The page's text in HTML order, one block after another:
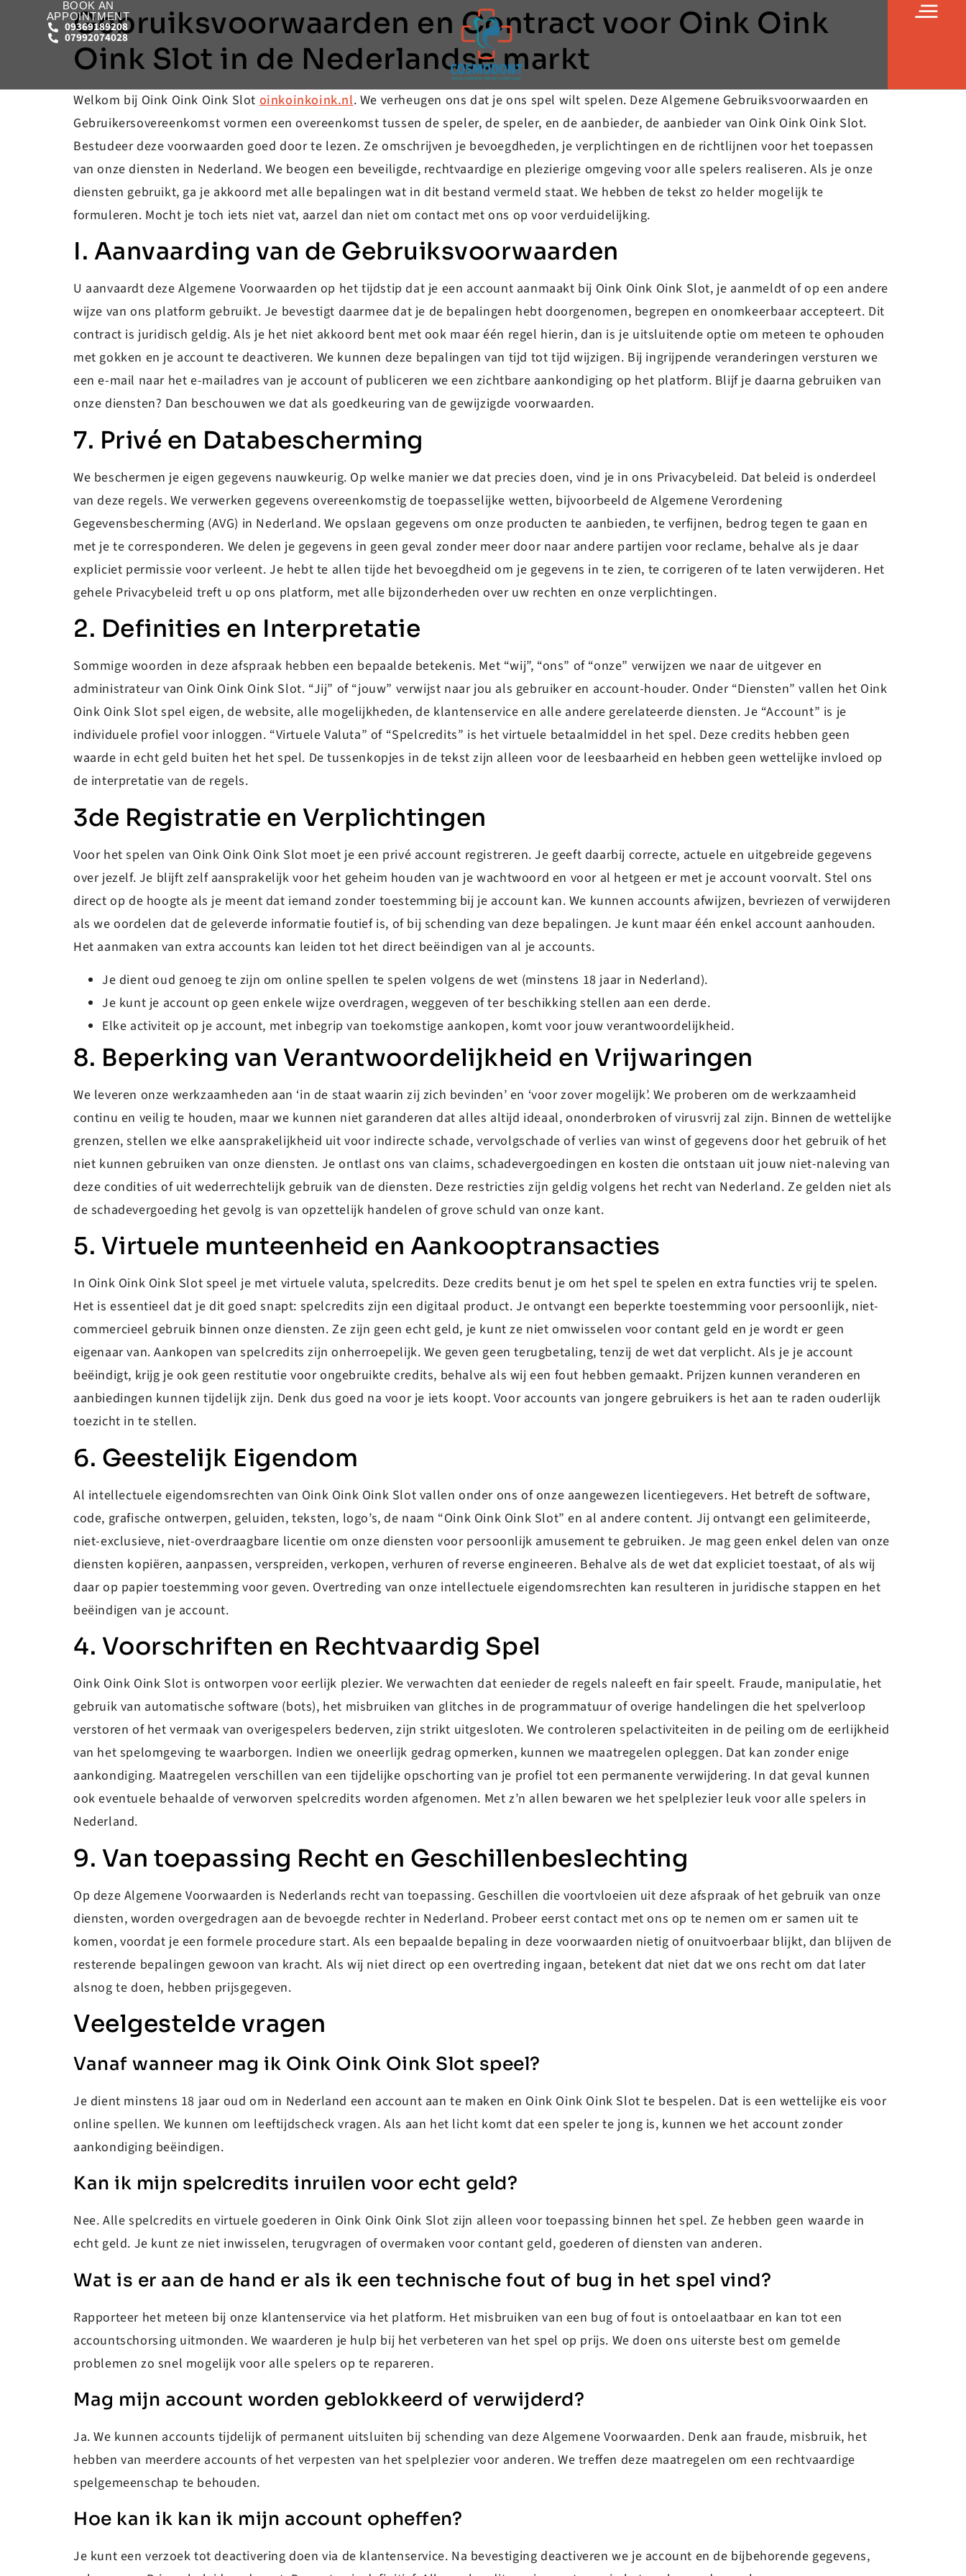
BOOK AN
APPOINTMENT
09369189208
07992074028
Gebruiksvoorwaarden en Contract voor Oink Oink
Oink Slot in de Nederlandse markt
Welkom bij Oink Oink Oink Slotoinkoinkoink.nl. We verheugen ons dat je ons spel wilt spelen. Deze Algemene Gebruiksvoorwaarden en
Gebruikersovereenkomst vormen een overeenkomst tussen de speler, de speler, en de aanbieder, de aanbieder van Oink Oink Oink Slot.
Bestudeer deze voorwaarden goed door te lezen. Ze omschrijven je bevoegdheden, je verplichtingen en de richtlijnen voor het toepassen
van onze diensten in Nederland. We beogen een beveiligde, rechtvaardige en plezierige omgeving voor alle spelers realiseren. Als je onze
diensten gebruikt, ga je akkoord met alle bepalingen wat in dit bestand vermeld staat. We hebben de tekst zo helder mogelijk te
formuleren. Mocht je toch iets niet vat, aarzel dan niet om contact met ons op voor verduidelijking.
I. Aanvaarding van de Gebruiksvoorwaarden
U aanvaardt deze Algemene Voorwaarden op het tijdstip dat je een account aanmaakt bij Oink Oink Oink Slot, je aanmeldt of op een andere
wijze van ons platform gebruikt. Je bevestigt daarmee dat je de bepalingen hebt doorgenomen, begrepen en onomkeerbaar accepteert. Dit
contract is juridisch geldig. Als je het niet akkoord bent met ook maar één regel hierin, dan is je uitsluitende optie om meteen te ophouden
met gokken en je account te deactiveren. We kunnen deze bepalingen van tijd tot tijd wijzigen. Bij ingrijpende veranderingen versturen we
een e-mail naar het e-mailadres van je account of publiceren we een zichtbare aankondiging op het platform. Blijf je daarna gebruiken van
onze diensten? Dan beschouwen we dat als goedkeuring van de gewijzigde voorwaarden.
7. Privé en Databescherming
We beschermen je eigen gegevens nauwkeurig. Op welke manier we dat precies doen, vind je in ons Privacybeleid. Dat beleid is onderdeel
van deze regels. We verwerken gegevens overeenkomstig de toepasselijke wetten, bijvoorbeeld de Algemene Verordening
Gegevensbescherming (AVG) in Nederland. We opslaan gegevens om onze producten te aanbieden, te verfijnen, bedrog tegen te gaan en
met je te corresponderen. We delen je gegevens in geen geval zonder meer door naar andere partijen voor reclame, behalve als je daar
expliciet permissie voor verleent. Je hebt te allen tijde het bevoegdheid om je gegevens in te zien, te corrigeren of te laten verwijderen. Het
gehele Privacybeleid treft u op ons platform, met alle bijzonderheden over uw rechten en onze verplichtingen.
2. Definities en Interpretatie
Sommige woorden in deze afspraak hebben een bepaalde betekenis. Met “wij”, “ons” of “onze” verwijzen we naar de uitgever en
administrateur van Oink Oink Oink Slot. “Jij” of “jouw” verwijst naar jou als gebruiker en account-houder. Onder “Diensten” vallen het Oink
Oink Oink Slot spel eigen, de website, alle mogelijkheden, de klantenservice en alle andere gerelateerde diensten. Je “Account” is je
individuele profiel voor inloggen. “Virtuele Valuta” of “Spelcredits” is het virtuele betaalmiddel in het spel. Deze credits hebben geen
waarde in echt geld buiten het het spel. De tussenkopjes in de tekst zijn alleen voor de leesbaarheid en hebben geen wettelijke invloed op
de interpretatie van de regels.
3de Registratie en Verplichtingen
Voor het spelen van Oink Oink Oink Slot moet je een privé account registreren. Je geeft daarbij correcte, actuele en uitgebreide gegevens
over jezelf. Je blijft zelf aansprakelijk voor het geheim houden van je wachtwoord en voor al hetgeen er met je account voorvalt. Stel ons
direct op de hoogte als je meent dat iemand zonder toestemming bij je account kan. We kunnen accounts afwijzen, bevriezen of verwijderen
als we oordelen dat de geleverde informatie foutief is, of bij schending van deze bepalingen. Je kunt maar één enkel account aanhouden.
Het aanmaken van extra accounts kan leiden tot het direct beëindigen van al je accounts.
Je dient oud genoeg te zijn om online spellen te spelen volgens de wet (minstens 18 jaar in Nederland).
Je kunt je account op geen enkele wijze overdragen, weggeven of ter beschikking stellen aan een derde.
Elke activiteit op je account, met inbegrip van toekomstige aankopen, komt voor jouw verantwoordelijkheid.
8. Beperking van Verantwoordelijkheid en Vrijwaringen
We leveren onze werkzaamheden aan ‘in de staat waarin zij zich bevinden’ en ‘voor zover mogelijk’. We proberen om de werkzaamheid
continu en veilig te houden, maar we kunnen niet garanderen dat alles altijd ideaal, ononderbroken of virusvrij zal zijn. Binnen de wettelijke
grenzen, stellen we elke aansprakelijkheid uit voor indirecte schade, vervolgschade of verlies van winst of gegevens door het gebruik of het
niet kunnen gebruiken van onze diensten. Je ontlast ons van claims, schadevergoedingen en kosten die ontstaan uit jouw niet-naleving van
deze condities of uit wederrechtelijk gebruik van de diensten. Deze restricties zijn geldig volgens het recht van Nederland. Ze gelden niet als
de schadevergoeding het gevolg is van opzettelijk handelen of grove schuld van onze kant.
5. Virtuele munteenheid en Aankooptransacties
In Oink Oink Oink Slot speel je met virtuele valuta, spelcredits. Deze credits benut je om het spel te spelen en extra functies vrij te spelen.
Het is essentieel dat je dit goed snapt: spelcredits zijn een digitaal product. Je ontvangt een beperkte toestemming voor persoonlijk, niet-
commercieel gebruik binnen onze diensten. Ze zijn geen echt geld, je kunt ze niet omwisselen voor contant geld en je wordt er geen
eigenaar van. Aankopen van spelcredits zijn onherroepelijk. We geven geen terugbetaling, tenzij de wet dat verplicht. Als je je account
beëindigt, krijg je ook geen restitutie voor ongebruikte credits, behalve als wij een fout hebben gemaakt. Prijzen kunnen veranderen en
aanbiedingen kunnen tijdelijk zijn. Denk dus goed na voor je iets koopt. Voor accounts van jongere gebruikers is het aan te raden ouderlijk
toezicht in te stellen.
6. Geestelijk Eigendom
Al intellectuele eigendomsrechten van Oink Oink Oink Slot vallen onder ons of onze aangewezen licentiegevers. Het betreft de software,
code, grafische ontwerpen, geluiden, teksten, logo’s, de naam “Oink Oink Oink Slot” en al andere content. Jij ontvangt een gelimiteerde,
niet-exclusieve, niet-overdraagbare licentie om onze diensten voor persoonlijk amusement te gebruiken. Je mag geen enkel delen van onze
diensten kopiëren, aanpassen, verspreiden, verkopen, verhuren of reverse engineeren. Behalve als de wet dat expliciet toestaat, of als wij
daar op papier toestemming voor geven. Overtreding van onze intellectuele eigendomsrechten kan resulteren in juridische stappen en het
beëindigen van je account.
4. Voorschriften en Rechtvaardig Spel
Oink Oink Oink Slot is ontworpen voor eerlijk plezier. We verwachten dat eenieder de regels naleeft en fair speelt. Fraude, manipulatie, het
gebruik van automatische software (bots), het misbruiken van glitches in de programmatuur of overige handelingen die het spelverloop
verstoren of het vermaak van overigespelers bederven, zijn strikt uitgesloten. We controleren spelactiviteiten in de peiling om de eerlijkheid
van het spelomgeving te waarborgen. Indien we oneerlijk gedrag opmerken, kunnen we maatregelen opleggen. Dat kan zonder enige
aankondiging. Maatregelen verschillen van een tijdelijke opschorting van je profiel tot een permanente verwijdering. In dat geval kunnen
ook eventuele behaalde of verworven spelcredits worden afgenomen. Met z’n allen bewaren we het spelplezier leuk voor alle spelers in
Nederland.
9. Van toepassing Recht en Geschillenbeslechting
Op deze Algemene Voorwaarden is Nederlands recht van toepassing. Geschillen die voortvloeien uit deze afspraak of het gebruik van onze
diensten, worden overgedragen aan de bevoegde rechter in Nederland. Probeer eerst contact met ons op te nemen om er samen uit te
komen, voordat je een formele procedure start. Als een bepaalde bepaling in deze voorwaarden nietig of onuitvoerbaar blijkt, dan blijven de
resterende bepalingen gewoon van kracht. Als wij niet direct op een overtreding ingaan, betekent dat niet dat we ons recht om dat later
alsnog te doen, hebben prijsgegeven.
Veelgestelde vragen
Vanaf wanneer mag ik Oink Oink Oink Slot speel?
Je dient minstens 18 jaar oud om in Nederland een account aan te maken en Oink Oink Oink Slot te bespelen. Dat is een wettelijke eis voor
online spellen. We kunnen om leeftijdscheck vragen. Als aan het licht komt dat een speler te jong is, kunnen we het account zonder
aankondiging beëindigen.
Kan ik mijn spelcredits inruilen voor echt geld?
Nee. Alle spelcredits en virtuele goederen in Oink Oink Oink Slot zijn alleen voor toepassing binnen het spel. Ze hebben geen waarde in
echt geld. Je kunt ze niet inwisselen, terugvragen of overmaken voor contant geld, goederen of diensten van anderen.
Wat is er aan de hand er als ik een technische fout of bug in het spel vind?
Rapporteer het meteen bij onze klantenservice via het platform. Het misbruiken van een bug of fout is ontoelaatbaar en kan tot een
accountschorsing uitmonden. We waarderen je hulp bij het verbeteren van het spel op prijs. We doen ons uiterste best om gemelde
problemen zo snel mogelijk voor alle spelers op te repareren.
Mag mijn account worden geblokkeerd of verwijderd?
Ja. We kunnen accounts tijdelijk of permanent uitsluiten bij schending van deze Algemene Voorwaarden. Denk aan fraude, misbruik, het
hebben van meerdere accounts of het verpesten van het spelplezier voor anderen. We treffen deze maatregelen om een rechtvaardige
spelgemeenschap te behouden.
Hoe kan ik kan ik mijn account opheffen?
Je kunt een verzoek tot deactivering doen via de klantenservice. Na bevestiging deactiveren we je account en de bijbehorende gegevens,